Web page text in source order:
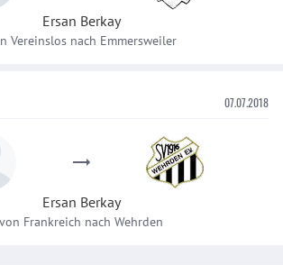
Ersan Berkay
Vereinslos nach Emmersweiler
07.07.2018
Ersan Berkay
von Frankreich nach Wehrden